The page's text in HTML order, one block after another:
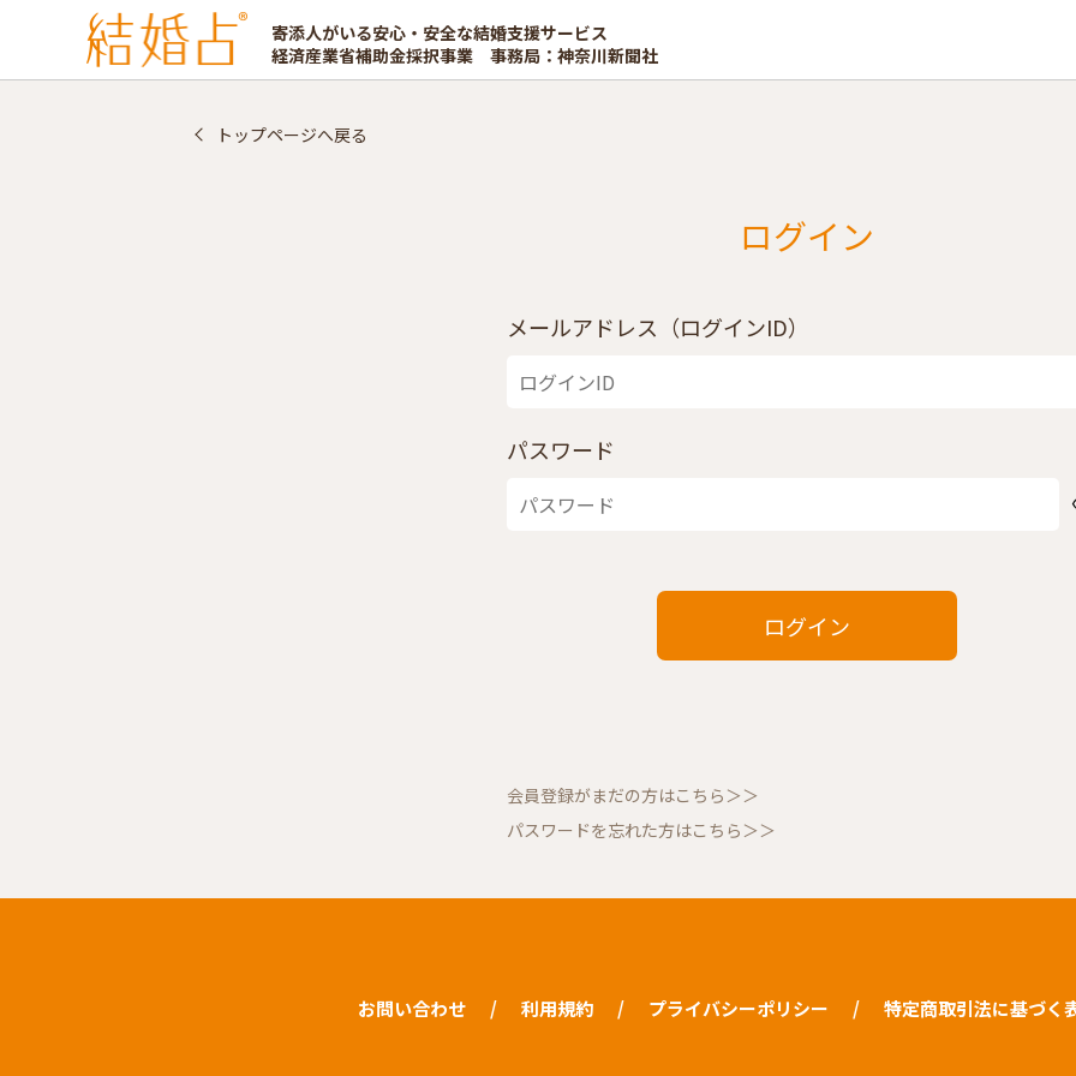
寄添人がいる安心・安全な結婚支援サービス
経済産業省補助金採択事業 事務局：神奈川新聞社
トップページへ戻る
ログイン
メールアドレス（ログインID）
パスワード
会員登録がまだの方はこちら＞＞
パスワードを忘れた方はこちら＞＞
お問い合わせ 利用規約 プライバシーポリシー 特定商取引法に基づく